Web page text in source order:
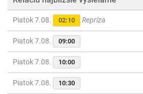
Piatok 7.08. 02:10 Repríza
Piatok 7.08. 09:00
Piatok 7.08. 10:00
Piatok 7.08. 10:30